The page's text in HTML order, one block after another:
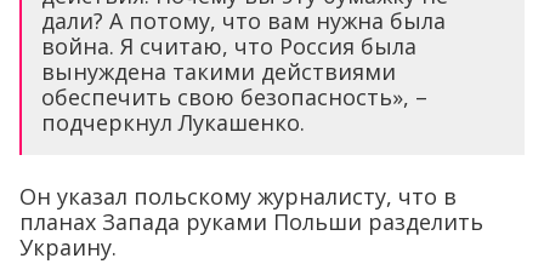
дали? А потому, что вам нужна была
война. Я считаю, что Россия была
вынуждена такими действиями
обеспечить свою безопасность», –
подчеркнул Лукашенко.
Он указал польскому журналисту, что в
планах Запада руками Польши разделить
Украину.